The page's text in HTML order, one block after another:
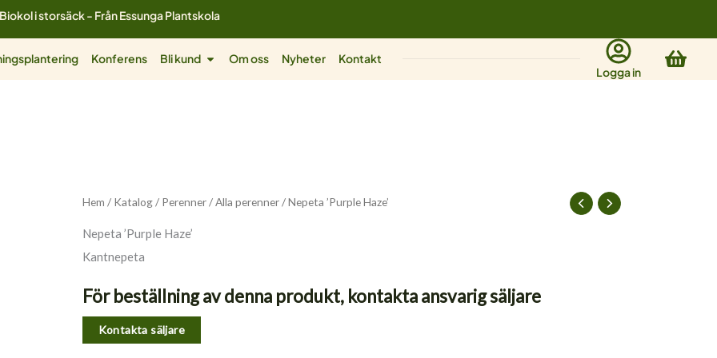
i storsäck - Från Essunga Plantskola
Konferens Bli kund Öppna Bli kund
Om oss Nyheter
Kontakt
Logga in
Hem / Katalog/ Perenner/Alla perenner/ Nepeta ’Purple Haze’
Nepeta ’Purple Haze’
Kantnepeta
För beställning av denna produkt, kontakta ansvarig säljare
Kontakta säljare